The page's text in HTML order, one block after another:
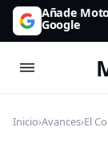
Añade
Google
Inicio›Avances›El